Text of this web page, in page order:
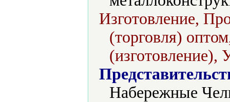
Изготовление,
(торговля)
(изготовление),
Набережные